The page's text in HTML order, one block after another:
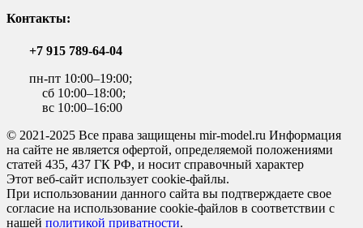
Контакты:
+7 915 789-64-04
пн-пт 10:00–19:00;
сб 10:00–18:00;
вс 10:00–16:00
© 2021-2025 Все права защищены mir-model.ru Информация
на сайте не является офертой, определяемой положениями
статей 435, 437 ГК РФ, и носит справочный характер
Этот веб-сайт использует cookie-файлы.
При использовании данного сайта вы подтверждаете свое
согласие на использование cookie-файлов в соответствии с
нашей политикой приватности.